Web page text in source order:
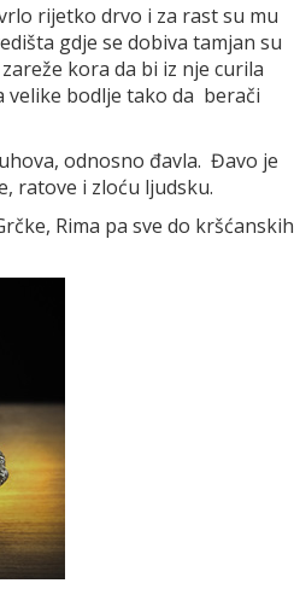
rijetko drvo i za rast su mu
gdje se dobiva tamjan su
kora da bi iz nje curila
velike bodlje tako da berači
odnosno đavla. Đavo je
ratove i zloću ljudsku.
Rima pa sve do kršćanskih